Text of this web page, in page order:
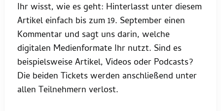
Ihr wisst, wie es geht: Hinterlasst unter diesem
Artikel einfach bis zum 19. September einen
Kommentar und sagt uns darin, welche
digitalen Medienformate Ihr nutzt. Sind es
beispielsweise Artikel, Videos oder Podcasts?
Die beiden Tickets werden anschließend unter
allen Teilnehmern verlost.